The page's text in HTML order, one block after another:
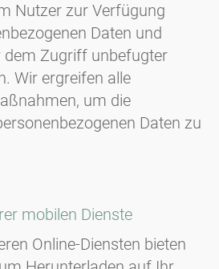
Nutzer zur Verfügung
Daten und
Zugriff unbefugter
Wir ergreifen alle
um die
Daten zu
mobilen Dienste
Online-Diensten bieten